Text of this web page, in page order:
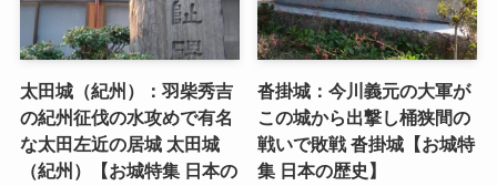
太田城（紀州）：羽柴秀吉
の紀州征伐の水攻めで有名
な太田左近の居城 太田城
（紀州）【お城特集 日本の
沓掛城：今川義元の大軍が
この城から出撃し桶狭間の
戦いで敗戦 沓掛城【お城特
集 日本の歴史】